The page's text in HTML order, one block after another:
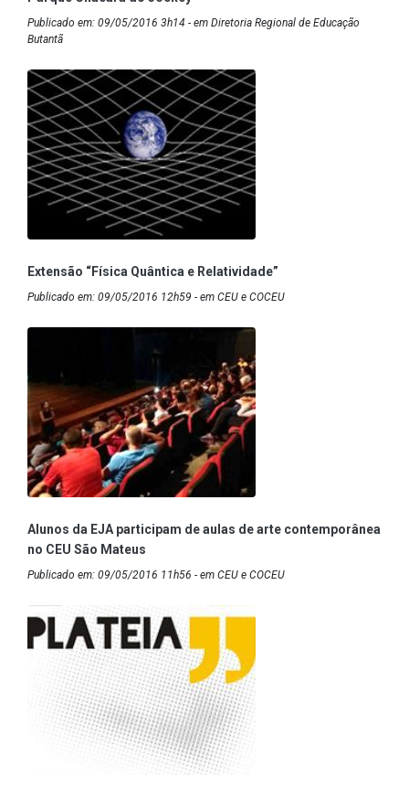
Publicado em: 09/05/2016 3h14 - em Diretoria Regional de Educação
Butantã
Extensão “Física Quântica e Relatividade”
Publicado em: 09/05/2016 12h59 - em CEU e COCEU
Alunos da EJA participam de aulas de arte contemporânea
no CEU São Mateus
Publicado em: 09/05/2016 11h56 - em CEU e COCEU